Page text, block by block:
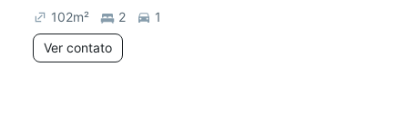
102m² 2
1
Ver contato